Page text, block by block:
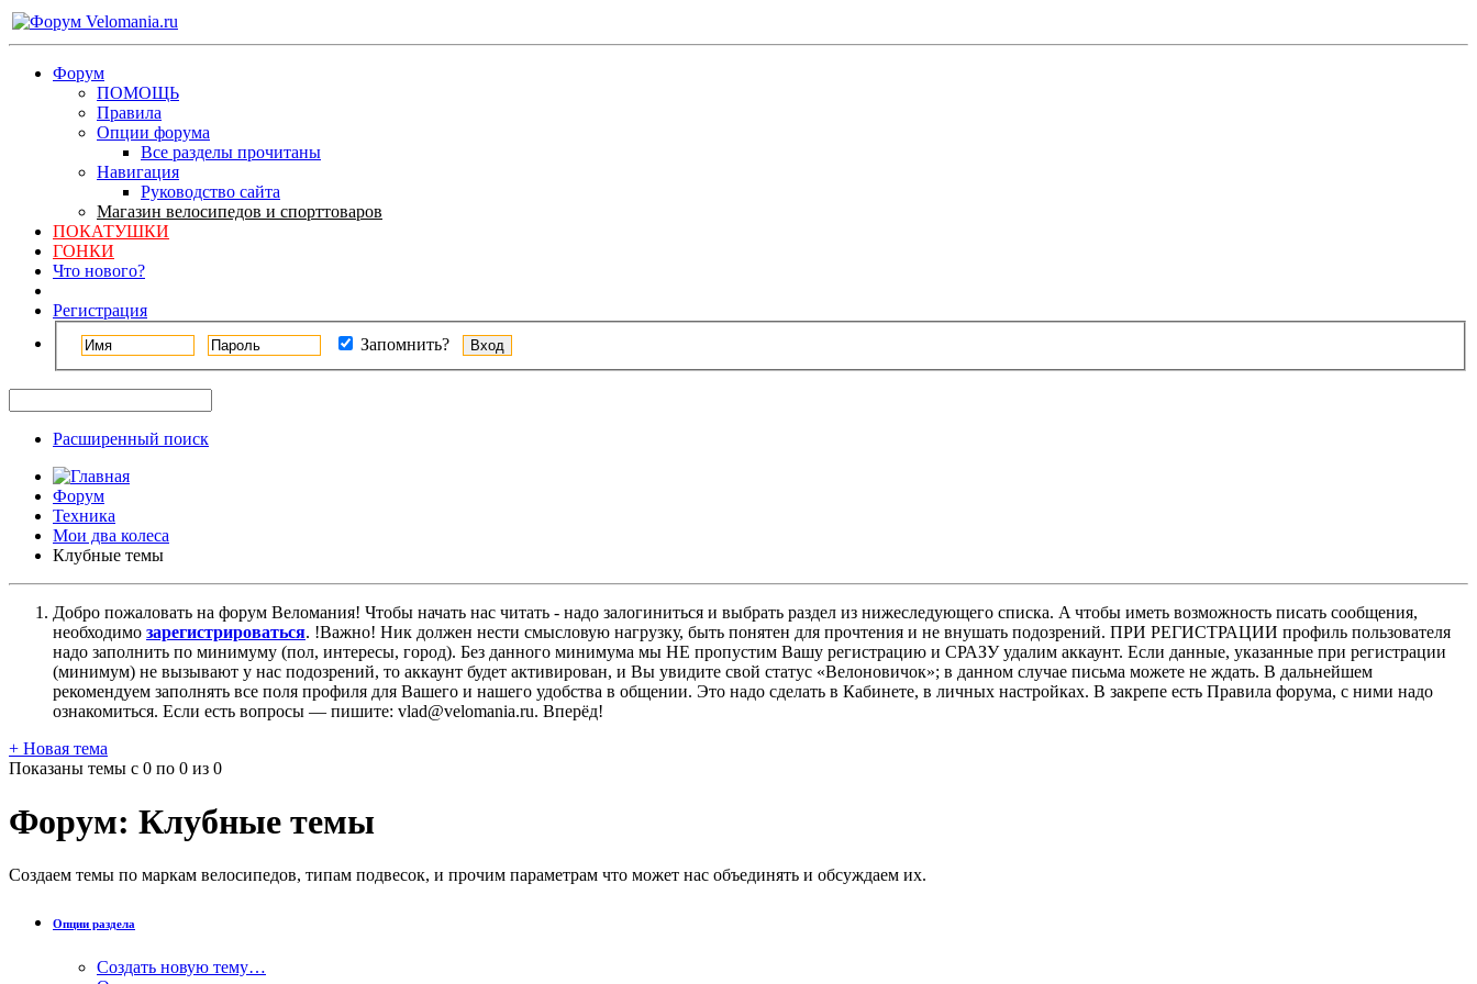
Форум
ПОМОЩЬ
Правила
Опции форума
Все разделы прочитаны
Навигация
Руководство сайта
Магазин велосипедов и спорттоваров
ПОКАТУШКИ
ГОНКИ
Что нового?
Регистрация
Запомнить?
Расширенный поиск
Форум
Техника
Мои два колеса
Клубные темы
Добро пожаловать на форум Веломания! Чтобы начать нас читать - надо залогиниться и выбрать раздел из нижеследующего списка. A чтобы иметь возможность писать сообщения,
необходимо зарегистрироваться. !Важно! Ник должен нести смысловую нагрузку, быть понятен для прочтения и не внушать подозрений. ПРИ РЕГИСТРАЦИИ профиль пользователя
надо заполнить по минимуму (пол, интересы, город). Без данного минимума мы НЕ пропустим Вашу регистрацию и СРАЗУ удалим аккаунт. Если данные, указанные при регистрации
(минимум) не вызывают у нас подозрений, то аккаунт будет активирован, и Вы увидите свой статус «Велоновичок»; в данном случае письма можете не ждать. В дальнейшем
рекомендуем заполнять все поля профиля для Вашего и нашего удобства в общении. Это надо сделать в Кабинете, в личных настройках. В закрепе есть Правила форума, с ними надо
ознакомиться. Если есть вопросы — пишите: vlad@velomania.ru. Вперёд!
+ Новая тема
Показаны темы с 0 по 0 из 0
Форум: Клубные темы
Создаем темы по маркам велосипедов, типам подвесок, и прочим параметрам что может нас объединять и обсуждаем их.
Опции раздела
Создать новую тему…